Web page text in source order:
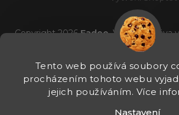
Tento web používá soubory
procházením tohoto webu
jejich používáním. Více
Nastavení
Copyright 2026Fadee. Všechna práva
nastavení cookies